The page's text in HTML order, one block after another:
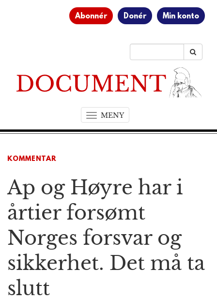
Abonnér Donér Min konto
MENYT
o
a
i
a
t
i
o
KOMMENTAR
Ap og Høyre har i
årtier forsømt
Norges forsvar og
sikkerhet. Det må ta
slutt